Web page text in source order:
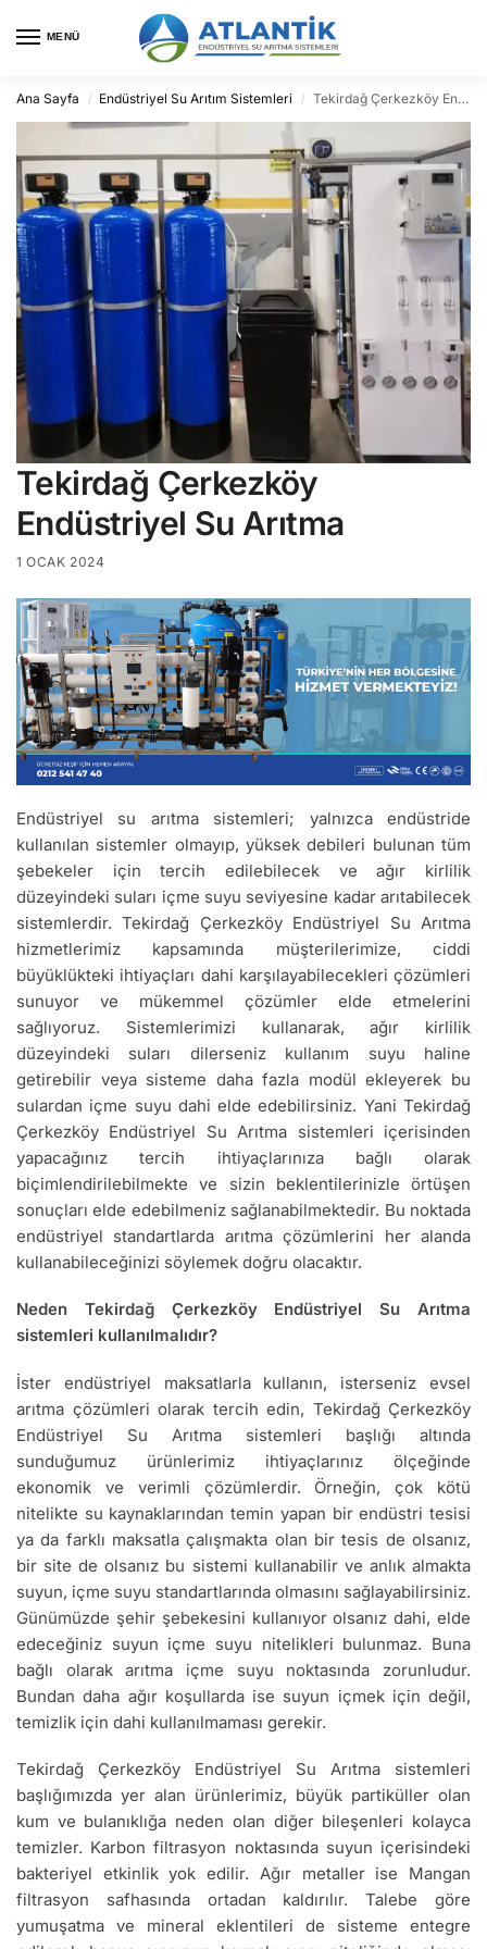
MENÜ
Ana Sayfa / Endüstriyel Su Arıtım Sistemleri / Tekirdağ Çerkezköy Endüstriyel Su Arıtma
Tekirdağ Çerkezköy
Endüstriyel Su Arıtma
1 OCAK 2024
Endüstriyel su arıtma sistemleri; yalnızca endüstride
kullanılan sistemler olmayıp, yüksek debileri bulunan tüm
şebekeler için tercih edilebilecek ve ağır kirlilik
düzeyindeki suları içme suyu seviyesine kadar arıtabilecek
sistemlerdir. Tekirdağ Çerkezköy Endüstriyel Su Arıtma
hizmetlerimiz kapsamında müşterilerimize, ciddi
büyüklükteki ihtiyaçları dahi karşılayabilecekleri çözümleri
sunuyor ve mükemmel çözümler elde etmelerini
sağlıyoruz. Sistemlerimizi kullanarak, ağır kirlilik
düzeyindeki suları dilerseniz kullanım suyu haline
getirebilir veya sisteme daha fazla modül ekleyerek bu
sulardan içme suyu dahi elde edebilirsiniz. Yani Tekirdağ
Çerkezköy Endüstriyel Su Arıtma sistemleri içerisinden
yapacağınız tercih ihtiyaçlarınıza bağlı olarak
biçimlendirilebilmekte ve sizin beklentilerinizle örtüşen
sonuçları elde edebilmeniz sağlanabilmektedir. Bu noktada
endüstriyel standartlarda arıtma çözümlerini her alanda
kullanabileceğinizi söylemek doğru olacaktır.
Neden Tekirdağ Çerkezköy Endüstriyel Su Arıtma
sistemleri kullanılmalıdır?
İster endüstriyel maksatlarla kullanın, isterseniz evsel
arıtma çözümleri olarak tercih edin, Tekirdağ Çerkezköy
Endüstriyel Su Arıtma sistemleri başlığı altında
sunduğumuz ürünlerimiz ihtiyaçlarınız ölçeğinde
ekonomik ve verimli çözümlerdir. Örneğin, çok kötü
nitelikte su kaynaklarından temin yapan bir endüstri tesisi
ya da farklı maksatla çalışmakta olan bir tesis de olsanız,
bir site de olsanız bu sistemi kullanabilir ve anlık almakta
suyun, içme suyu standartlarında olmasını sağlayabilirsiniz.
Günümüzde şehir şebekesini kullanıyor olsanız dahi, elde
edeceğiniz suyun içme suyu nitelikleri bulunmaz. Buna
bağlı olarak arıtma içme suyu noktasında zorunludur.
Bundan daha ağır koşullarda ise suyun içmek için değil,
temizlik için dahi kullanılmaması gerekir.
Tekirdağ Çerkezköy Endüstriyel Su Arıtma sistemleri
başlığımızda yer alan ürünlerimiz, büyük partiküller olan
kum ve bulanıklığa neden olan diğer bileşenleri kolayca
temizler. Karbon filtrasyon noktasında suyun içerisindeki
bakteriyel etkinlik yok edilir. Ağır metaller ise Mangan
filtrasyon safhasında ortadan kaldırılır. Talebe göre
yumuşatma ve mineral eklentileri de sisteme entegre